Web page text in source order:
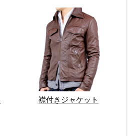
襟付きジャケット